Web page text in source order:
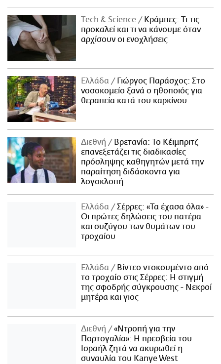
Τech & Science
Κράμπες: Τι τις
προκαλεί και τι να κάνουμε όταν
αρχίσουν οι ενοχλήσεις
Ελλάδα
Γιώργος Παράσχος: Στο
νοσοκομείο ξανά ο ηθοποιός για
θεραπεία κατά του καρκίνου
Διεθνή
Βρετανία: Το Κέιμπριτζ
επανεξετάζει τις διαδικασίες
πρόσληψης καθηγητών μετά την
παραίτηση διδάσκοντα για
λογοκλοπή
Ελλάδα
Σέρρες: «Τα έχασα όλα» -
Οι πρώτες δηλώσεις του πατέρα
και συζύγου των θυμάτων του
τροχαίου
Ελλάδα
Βίντεο ντοκουμέντο από
το τροχαίο στις Σέρρες: Η στιγμή
της σφοδρής σύγκρουσης - Νεκροί
μητέρα και γιος
Διεθνή
«Ντροπή για την
Πορτογαλία»: Η πρεσβεία του
Ισραήλ ζητά να ακυρωθεί η
συναυλία του Kanye West